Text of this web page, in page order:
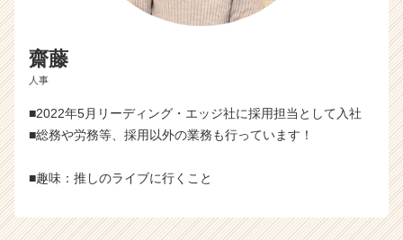
齋藤
人事
■2022年5月リーディング・エッジ社に採用担当として入社
■総務や労務等、採用以外の業務も行っています！
■趣味：推しのライブに行くこと